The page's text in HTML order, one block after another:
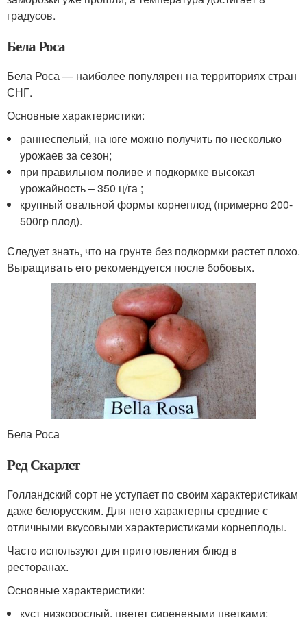
градусов.
Бела Роса
Бела Роса — наиболее популярен на территориях стран
СНГ.
Основные характеристики:
раннеспелый, на юге можно получить по несколько
урожаев за сезон;
при правильном поливе и подкормке высокая
урожайность – 350 ц/га ;
крупный овальной формы корнеплод (примерно 200-
500гр плод).
Следует знать, что на грунте без подкормки растет плохо.
Выращивать его рекомендуется после бобовых.
Бела Роса
Ред Скарлет
Голландский сорт не уступает по своим характеристикам
даже белорусским. Для него характерны средние с
отличными вкусовыми характеристиками корнеплоды.
Часто используют для приготовления блюд в
ресторанах.
Основные характеристики:
куст низкорослый, цветет сиреневыми цветками;